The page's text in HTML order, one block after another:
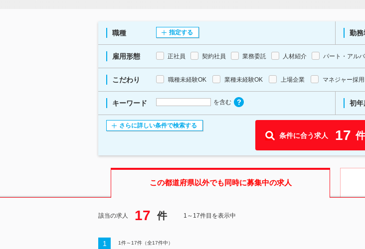
職種 指定する 勤務
雇用形態 正社員 契約社員 業務委託 人材紹介 パート・アル
こだわり 職種未経験OK 業種未経験OK 上場企業 マネジャー採用
キーワード を含む 初年
さらに詳しい条件で検索する
条件に合う求人 17 件
この都道府県以外でも同時に募集中の求人
該当の求人 17 件 1～17件目を表示中
1 1件～ 17件（全17件中）